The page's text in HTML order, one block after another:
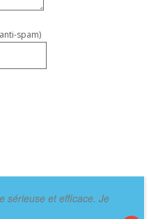
spam)
sérieuse et efficace. Je